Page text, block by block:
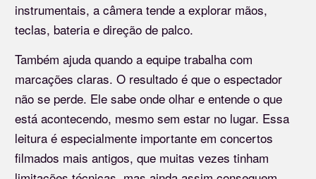
instrumentais, a câmera tende a explorar mãos,
teclas, bateria e direção de palco.
Também ajuda quando a equipe trabalha com
marcações claras. O resultado é que o espectador
não se perde. Ele sabe onde olhar e entende o que
está acontecendo, mesmo sem estar no lugar. Essa
leitura é especialmente importante em concertos
filmados mais antigos, que muitas vezes tinham